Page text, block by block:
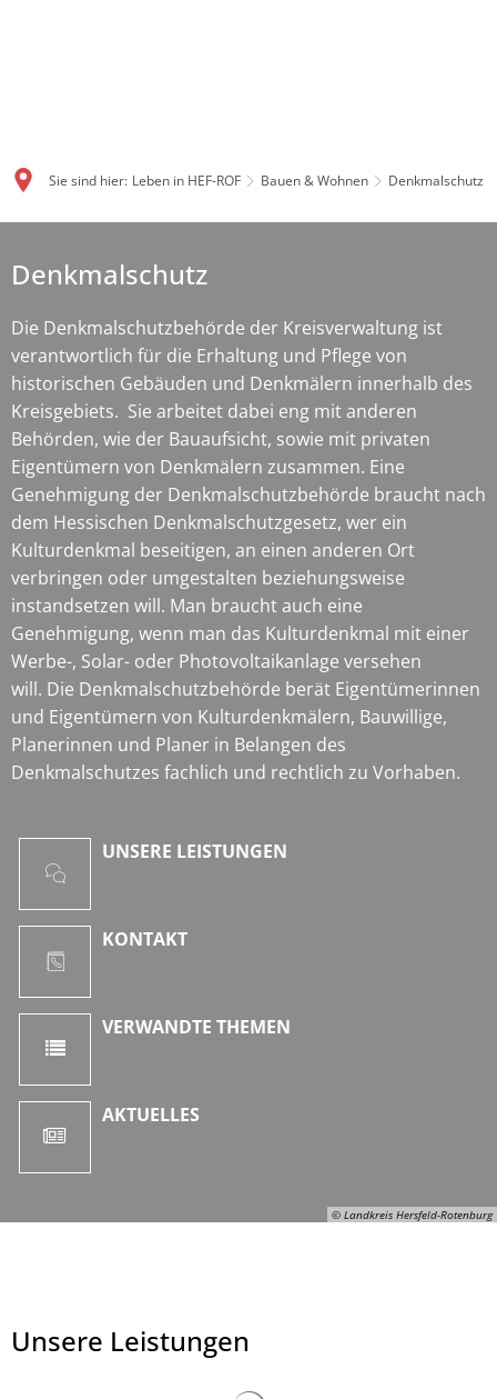
Sie sind hier: Leben in HEF-ROF Bauen & Wohnen Denkmalschutz
© Landkreis Hersfeld-Rotenburg
Denkmalschutz
Die Denkmalschutzbehörde der Kreisverwaltung ist
verantwortlich für die Erhaltung und Pflege von
historischen Gebäuden und Denkmälern innerhalb des
Kreisgebiets. Sie arbeitet dabei eng mit anderen
Behörden, wie der Bauaufsicht, sowie mit privaten
Eigentümern von Denkmälern zusammen. Eine
Genehmigung der Denkmalschutzbehörde braucht nach
dem Hessischen Denkmalschutzgesetz, wer ein
Kulturdenkmal beseitigen, an einen anderen Ort
verbringen oder umgestalten beziehungsweise
instandsetzen will. Man braucht auch eine
Genehmigung, wenn man das Kulturdenkmal mit einer
Werbe-, Solar- oder Photovoltaikanlage versehen
will. Die Denkmalschutzbehörde berät Eigentümerinnen
und Eigentümern von Kulturdenkmälern, Bauwillige,
Planerinnen und Planer in Belangen des
Denkmalschutzes fachlich und rechtlich zu Vorhaben.
UNSERE LEISTUNGEN
KONTAKT
VERWANDTE THEMEN
AKTUELLES
Unsere Leistungen